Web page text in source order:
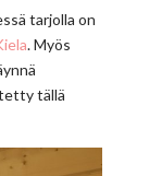
tarjolla on
. Myös
tällä